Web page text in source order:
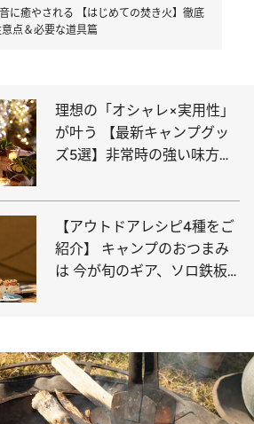
に癒やされる 【はじめての焚き火】徹底
点＆必要な道具篇
理想の「オシャレ×実用性」
が叶う 【最新キャンプグッ
ズ5選】非常時の強い味方に
【アウトドアレシピ4種をご
紹介】 キャンプのおつまみ
は 今が旬のギア、ソロ鉄板